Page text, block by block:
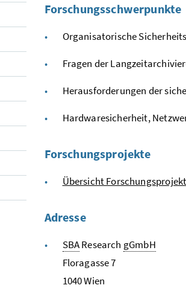
Forschungsschwerpunkte
Organisatorische
Fragen der
Herausforderungen der
Hardwaresicherheit,
Forschungsprojekte
Übersicht
Adresse
SBAResearch gGmbH
Floragasse 7
1040 Wien